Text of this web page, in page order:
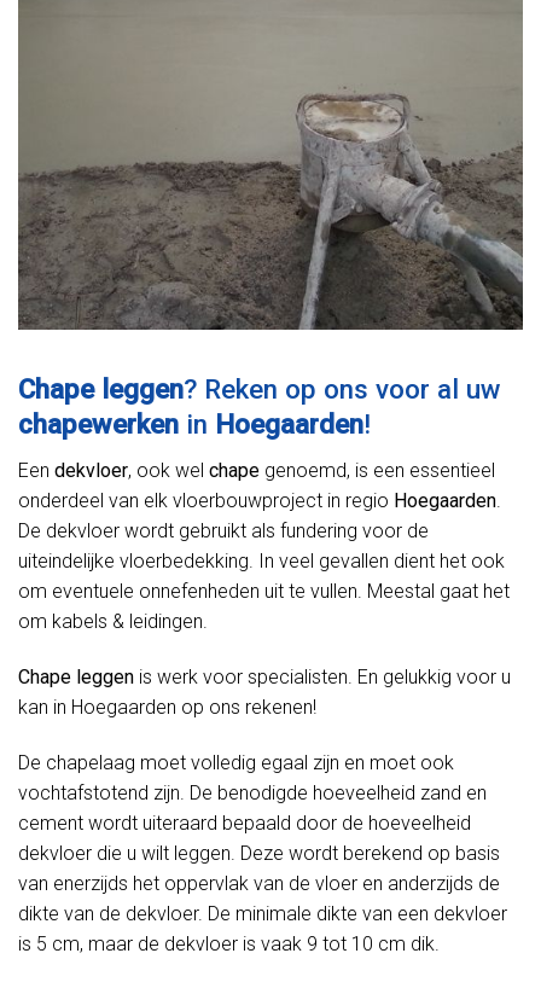
Chape leggen? Reken op ons voor al uw
chapewerken in Hoegaarden!
Een dekvloer, ook wel chape genoemd, is een essentieel
onderdeel van elk vloerbouwproject in regio Hoegaarden.
De dekvloer wordt gebruikt als fundering voor de
uiteindelijke vloerbedekking. In veel gevallen dient het ook
om eventuele onnefenheden uit te vullen. Meestal gaat het
om kabels & leidingen.
Chape leggen is werk voor specialisten. En gelukkig voor u
kan in Hoegaarden op ons rekenen!
De chapelaag moet volledig egaal zijn en moet ook
vochtafstotend zijn. De benodigde hoeveelheid zand en
cement wordt uiteraard bepaald door de hoeveelheid
dekvloer die u wilt leggen. Deze wordt berekend op basis
van enerzijds het oppervlak van de vloer en anderzijds de
dikte van de dekvloer. De minimale dikte van een dekvloer
is 5 cm, maar de dekvloer is vaak 9 tot 10 cm dik.